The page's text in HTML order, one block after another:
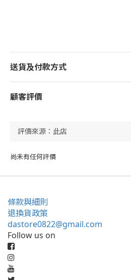
送貨及付款方式
顧客評價
尚未有任何評價
條款與細則
退換貨政策
dastore0822@gmail.com
Follow us on